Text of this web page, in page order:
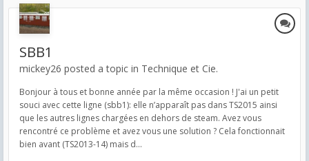
SBB1
mickey26 posted a topic in Technique et Cie.
Bonjour à tous et bonne année par la même occasion ! J'ai un petit
souci avec cette ligne (sbb1): elle n’apparaît pas dans TS2015 ainsi
que les autres lignes chargées en dehors de steam. Avez vous
rencontré ce problème et avez vous une solution ? Cela fonctionnait
bien avant (TS2013-14) mais d...